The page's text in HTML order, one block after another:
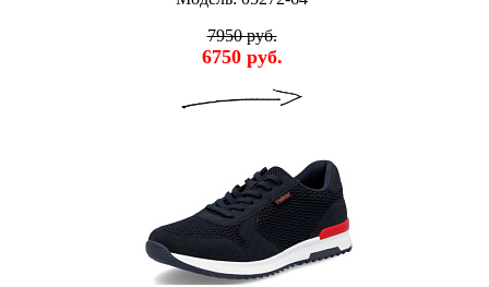
7950 руб.
6750 руб.